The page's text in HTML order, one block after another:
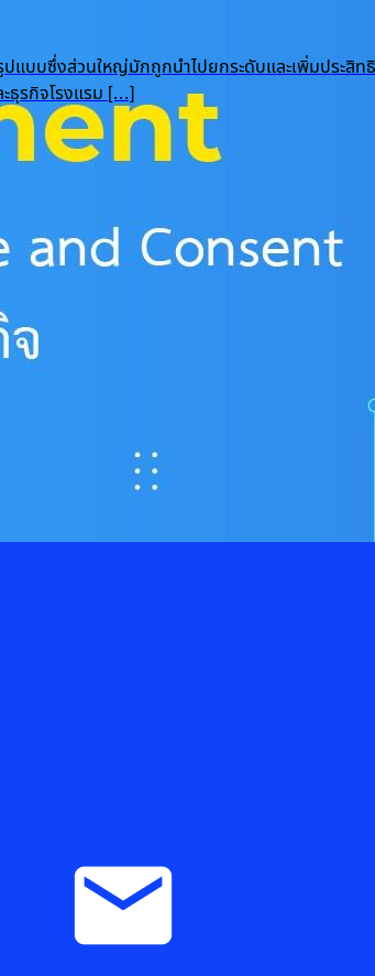
ใช่เพียงเรื่องของการปฏิบัติตามกฎหมาย แต่คือ
แบบซึ่งส่วนใหญ่มักถูกนำไปยกระดับและเพิ่มประสิ
ธุรกิจโรงแรม […]